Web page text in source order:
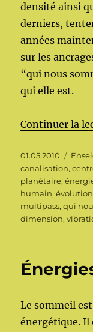
densité ainsi
derniers,
années
sur les
“qui nous
qui elle est.
Continuer la
Publié
le
01.05.2010
canalisation,
planétaire,
humain,évolution
multipass,qui
dimension,
Le sommeil
énergétique. Il